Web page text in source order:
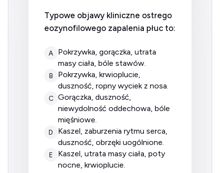
Typowe objawy kliniczne ostrego
eozynofilowego zapalenia płuc to:
A
pokrzywka, gorączka, utrata
masy ciała, bóle stawów.
B
pokrzywka, krwioplucie,
duszność, ropny wyciek z nosa.
C gorączka, duszność,
niewydolność oddechowa, bóle
mięśniowe.
D
kaszel, zaburzenia rytmu serca,
duszność, obrzęki uogólnione.
E
kaszel, utrata masy ciała, poty
nocne, krwioplucie.